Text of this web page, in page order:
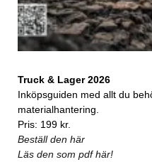
Truck & Lager 2026
Inköpsguiden med allt du
materialhantering.
Pris: 199 kr.
Beställ den här
Läs den som pdf här!